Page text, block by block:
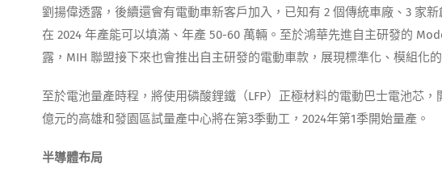
劉揚偉透露，後續還會有電動車新客戶加入，已知有 2 個傳統車廠、3 家
在 2024 年產能可以填滿、年產 50-60 萬輛。至於鴻華先進自主研發的
露，MIH 聯盟接下來也會推出自主研發的電動車款，展現標準化、模組化的
至於電池量產時程，將使用磷酸鋰鐵（LFP）正極材料的電動巴士電池芯
億元的高雄和發園區試量產中心將在第3季動工，2024年第1季開始量產。
半導體布局